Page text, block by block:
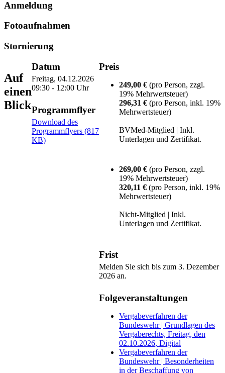
Anmeldung
Fotoaufnahmen
Stornierung
Auf
einen
Blick
Datum
Freitag, 04.12.2026
09:30 - 12:00 Uhr
Programmflyer
Download des
Programmflyers (817
KB)
Preis
249,00 € (pro Person, zzgl.
19% Mehrwertsteuer)
296,31 € (pro Person, inkl. 19%
Mehrwertsteuer)
BVMed-Mitglied | Inkl.
Unterlagen und Zertifikat.
269,00 € (pro Person, zzgl.
19% Mehrwertsteuer)
320,11 € (pro Person, inkl. 19%
Mehrwertsteuer)
Nicht-Mitglied | Inkl.
Unterlagen und Zertifikat.
Frist
Melden Sie sich bis zum 3. Dezember
2026 an.
Folgeveranstaltungen
Vergabeverfahren der
Bundeswehr | Grundlagen des
Vergaberechts, Freitag, den
02.10.2026, Digital
Vergabeverfahren der
Bundeswehr | Besonderheiten
in der Beschaffung von